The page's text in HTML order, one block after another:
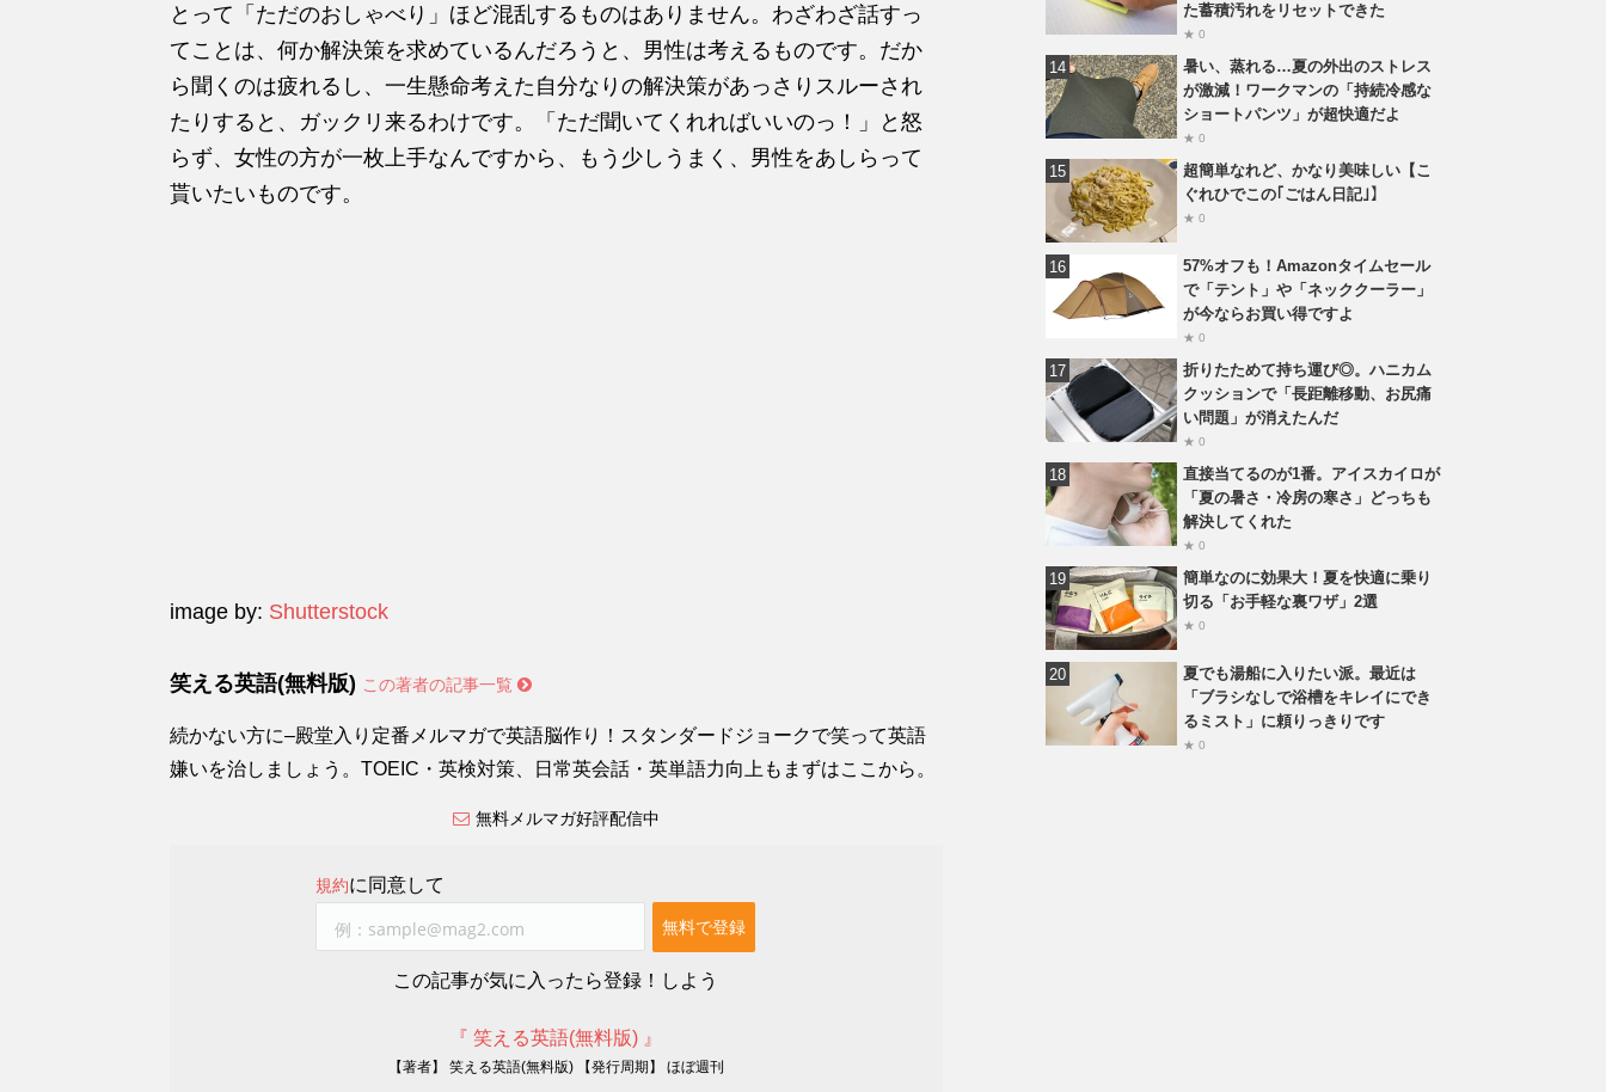
とって「ただのおしゃべり」ほど混乱するものはありません。わざわざ話すっ
てことは、何か解決策を求めているんだろうと、男性は考えるものです。だか
ら聞くのは疲れるし、一生懸命考えた自分なりの解決策があっさりスルーされ
たりすると、ガックリ来るわけです。「ただ聞いてくれればいいのっ！」と怒
らず、女性の方が一枚上手なんですから、もう少しうまく、男性をあしらって
貰いたいものです。
image by: Shutterstock
笑える英語(無料版) この著者の記事一覧
続かない方に–殿堂入り定番メルマガで英語脳作り！スタンダードジョークで笑って英語
嫌いを治しましょう。TOEIC・英検対策、日常英会話・英単語力向上もまずはここから。
無料メルマガ好評配信中
規約に同意して
この記事が気に入ったら登録！しよう
『 笑える英語(無料版) 』
【著者】 笑える英語(無料版) 【発行周期】 ほぼ週刊
た蓄積汚れをリセットできた
★ 0
暑い、蒸れる…夏の外出のストレス
が激減！ワークマンの「持続冷感な
ショートパンツ」が超快適だよ
★ 0
超簡単なれど、かなり美味しい【こ
ぐれひでこの｢ごはん日記｣】
★ 0
57%オフも！Amazonタイムセール
で「テント」や「ネッククーラー」
が今ならお買い得ですよ
★ 0
折りたためて持ち運び◎。ハニカム
クッションで「長距離移動、お尻痛
い問題」が消えたんだ
★ 0
直接当てるのが1番。アイスカイロが
「夏の暑さ・冷房の寒さ」どっちも
解決してくれた
★ 0
簡単なのに効果大！夏を快適に乗り
切る「お手軽な裏ワザ」2選
★ 0
夏でも湯船に入りたい派。最近は
「ブラシなしで浴槽をキレイにでき
るミスト」に頼りっきりです
★ 0